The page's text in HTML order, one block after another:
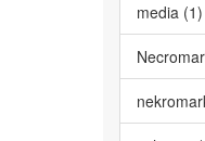
media (1)